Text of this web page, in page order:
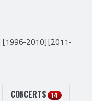
2010] [2011-
CONCERTS 14